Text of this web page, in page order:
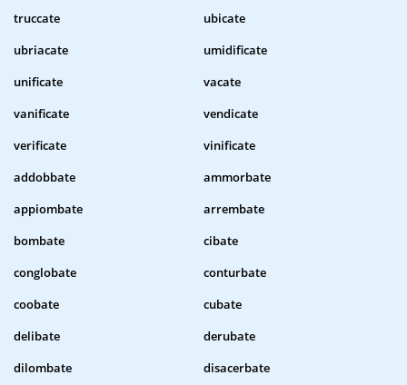
truccate
ubicate
ubriacate
umidificate
unificate
vacate
vanificate
vendicate
verificate
vinificate
addobbate
ammorbate
appiombate
arrembate
bombate
cibate
conglobate
conturbate
coobate
cubate
delibate
derubate
dilombate
disacerbate